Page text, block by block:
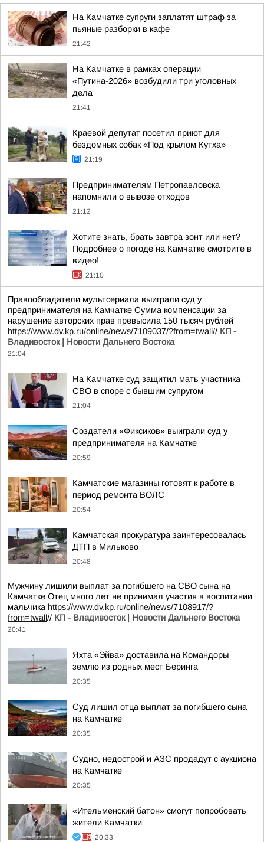
На Камчатке супруги заплатят штраф за
пьяные разборки в кафе
21:42
На Камчатке в рамках операции
«Путина-2026» возбудили три уголовных
дела
21:41
Краевой депутат посетил приют для
бездомных собак «Под крылом Кутха»
21:19
Предпринимателям Петропавловска
напомнили о вывозе отходов
21:12
Хотите знать, брать завтра зонт или нет?
Подробнее о погоде на Камчатке смотрите в
видео!
21:10
Правообладатели мультсериала выиграли суд у
предпринимателя на Камчатке Сумма компенсации за
нарушение авторских прав превысила 150 тысяч рублей
https://www.dv.kp.ru/online/news/7109037/?from=twall// КП -
Владивосток | Новости Дальнего Востока
21:04
На Камчатке суд защитил мать участника
СВО в споре с бывшим супругом
21:04
Создатели «Фиксиков» выиграли суд у
предпринимателя на Камчатке
20:59
Камчатские магазины готовят к работе в
период ремонта ВОЛС
20:54
Камчатская прокуратура заинтересовалась
ДТП в Мильково
20:48
Мужчину лишили выплат за погибшего на СВО сына на
Камчатке Отец много лет не принимал участия в воспитании
мальчика https://www.dv.kp.ru/online/news/7108917/?
from=twall// КП - Владивосток | Новости Дальнего Востока
20:41
Яхта «Эйва» доставила на Командоры
землю из родных мест Беринга
20:35
Суд лишил отца выплат за погибшего сына
на Камчатке
20:35
Судно, недострой и АЗС продадут с аукциона
на Камчатке
20:35
«Ительменский батон» смогут попробовать
жители Камчатки
20:33